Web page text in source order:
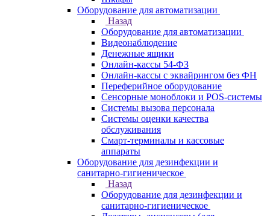
Оборудование для автоматизации
Назад
Оборудование для автоматизации
Видеонаблюдение
Денежные ящики
Онлайн-кассы 54-ФЗ
Онлайн-кассы с эквайрингом без ФН
Переферийное оборудование
Сенсорные моноблоки и POS-системы
Системы вызова персонала
Системы оценки качества
обслуживания
Смарт-терминалы и кассовые
аппараты
Оборудование для дезинфекции и
санитарно-гигиеническое
Назад
Оборудование для дезинфекции и
санитарно-гигиеническое